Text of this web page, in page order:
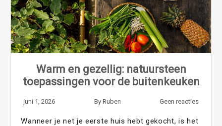
Warm en gezellig: natuursteen
toepassingen voor de buitenkeuken
juni 1, 2026 By Ruben Geen reacties
Wanneer je net je eerste huis hebt gekocht, is het